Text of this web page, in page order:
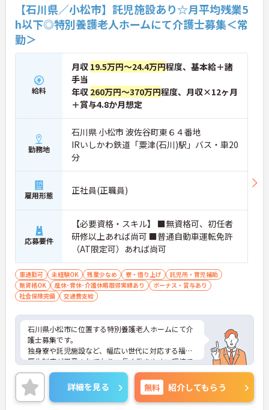
【石川県／小松市】託児施設あり☆月平均残業5
h以下◎特別養護老人ホームにて介護士募集＜常
勤＞
給料
月収 19.5万円～24.4万円程度、基本給＋諸
手当
年収 260万円～370万円程度、月収×12ヶ月
＋賞与4.8か月想定
勤務地
石川県 小松市 波佐谷町東６４番地
IRいしかわ鉄道「粟津(石川)駅」バス・車20
分
雇用形態 正社員(正職員)
応募要件
【必要資格・スキル】 ■無資格可、初任者
研修以上あれば尚可 ■普通自動車運転免許
（AT限定可）あれば尚可
車通勤可 未経験OK 残業少なめ 寮・借り上げ
託児所・育児補助
無資格OK
産休･育休･介護休暇取得実績あり
ボーナス・賞与あり
社会保険完備
交通費支給
石川県小松市に位置する特別養護老人ホームにて介
護士募集です。
独身寮や託児施設など、幅広い世代に対応する福利
厚生制度が用意されており、長く働きやすい環境で
す。
ご興味のある方には、面接対策ポイントなど、さら
に詳細をお話いたしますので、お気軽にご相談くだ
さい。
詳細を見る 無料 紹介してもらう